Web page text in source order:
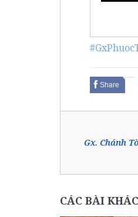
Share
Gx. Chánh
CÁC BÀI